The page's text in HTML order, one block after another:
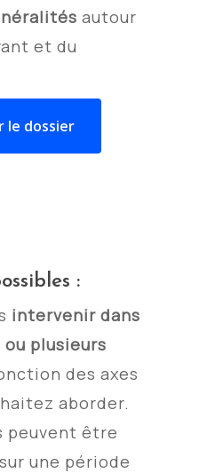
autour
et du
le dossier
:
intervenir dans
ou plusieurs
des axes
aborder.
peuvent être
sur une période